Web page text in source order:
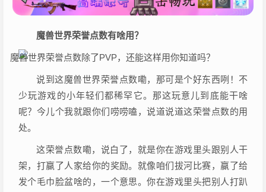
魔兽世界荣誉点数有啥用？
说到这魔兽世界荣誉点数嘞，那可是个好东西咧！不
少玩游戏的小年轻们都稀罕它。那这玩意儿到底能干啥
呢？今儿个我就跟你们唠唠嗑，说道说道这荣誉点数的用
处。
这荣誉点数嘞，说白了，就是你在游戏里头跟别人干
架，打赢了人家给你的奖励。就像咱们拔河比赛，赢了给
发个毛巾脸盆啥的，一个意思。你在游戏里头把别人打趴